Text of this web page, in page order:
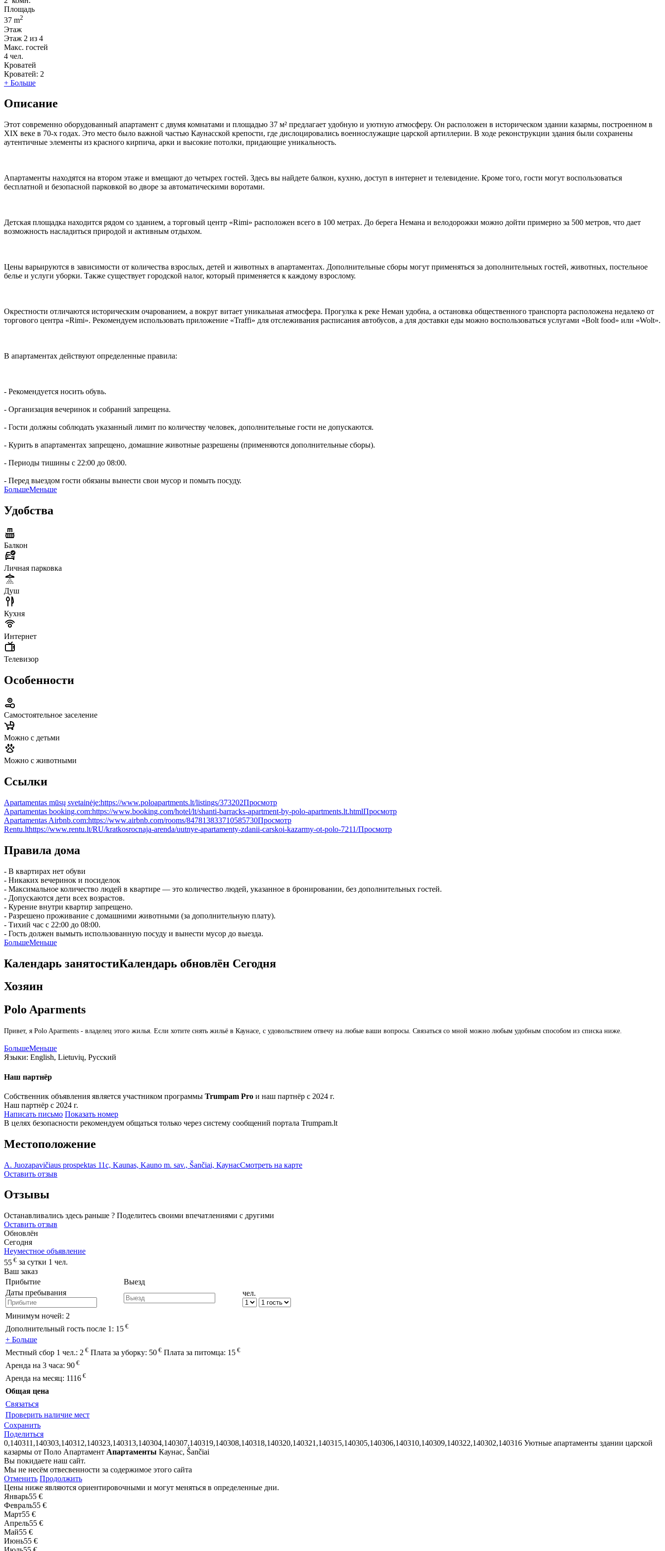
Площадь
37 m2
Этаж
Этаж 2 из 4
Макс. гостей
4 чел.
Кроватей
Кроватей: 2
+ Больше
Описание
Этот современно оборудованный апартамент с двумя комнатами и площадью 37 м² предлагает удобную и уютную атмосферу. Он расположен в историческом здании казармы, построенном в
XIX веке в 70-х годах. Это место было важной частью Каунасской крепости, где дислоцировались военнослужащие царской артиллерии. В ходе реконструкции здания были сохранены
аутентичные элементы из красного кирпича, арки и высокие потолки, придающие уникальность.
Апартаменты находятся на втором этаже и вмещают до четырех гостей. Здесь вы найдете балкон, кухню, доступ в интернет и телевидение. Кроме того, гости могут воспользоваться
бесплатной и безопасной парковкой во дворе за автоматическими воротами.
Детская площадка находится рядом со зданием, а торговый центр «Rimi» расположен всего в 100 метрах. До берега Немана и велодорожки можно дойти примерно за 500 метров, что дает
возможность насладиться природой и активным отдыхом.
Цены варьируются в зависимости от количества взрослых, детей и животных в апартаментах. Дополнительные сборы могут применяться за дополнительных гостей, животных, постельное
белье и услуги уборки. Также существует городской налог, который применяется к каждому взрослому.
Окрестности отличаются историческим очарованием, а вокруг витает уникальная атмосфера. Прогулка к реке Неман удобна, а остановка общественного транспорта расположена недалеко от
торгового центра «Rimi». Рекомендуем использовать приложение «Traffi» для отслеживания расписания автобусов, а для доставки еды можно воспользоваться услугами «Bolt food» или «Wolt».
В апартаментах действуют определенные правила:
- Рекомендуется носить обувь.
- Организация вечеринок и собраний запрещена.
- Гости должны соблюдать указанный лимит по количеству человек, дополнительные гости не допускаются.
- Курить в апартаментах запрещено, домашние животные разрешены (применяются дополнительные сборы).
- Периоды тишины с 22:00 до 08:00.
- Перед выездом гости обязаны вынести свои мусор и помыть посуду.
БольшеМеньше
Удобства
Балкон
Личная парковка
Душ
Кухня
Интернет
Телевизор
Особенности
Самостоятельное заселение
Можно с детьми
Можно с животными
Ссылки
Apartamentas mūsų svetainėje:https://www.poloapartments.lt/listings/373202Просмотр
Apartamentas booking.com:https://www.booking.com/hotel/lt/shanti-barracks-apartment-by-polo-apartments.lt.htmlПросмотр
Apartamentas Airbnb.com:https://www.airbnb.com/rooms/847813833710585730Просмотр
Rentu.lthttps://www.rentu.lt/RU/kratkosrocnaja-arenda/uutnye-apartamenty-zdanii-carskoi-kazarmy-ot-polo-7211/Просмотр
Правила дома
- В квартирах нет обуви
- Никаких вечеринок и посиделок
- Максимальное количество людей в квартире — это количество людей, указанное в бронировании, без дополнительных гостей.
- Допускаются дети всех возрастов.
- Курение внутри квартир запрещено.
- Разрешено проживание с домашними животными (за дополнительную плату).
- Тихий час с 22:00 до 08:00.
- Гость должен вымыть использованную посуду и вынести мусор до выезда.
БольшеМеньше
Календарь занятостиКалендарь обновлён Сегодня
Хозяин
Polo Aparments
Привет, я Polo Aparments - владелец этого жилья. Если хотите снять жильё в Каунасе, с удовольствием отвечу на любые ваши вопросы. Связаться со мной можно любым удобным способом из списка ниже.
БольшеМеньше
Языки: English, Lietuvių, Русский
Наш партнёр
Собственник объявления является участником программы Trumpam Pro и наш партнёр с 2024 г.
Наш партнёр с 2024 г.
Написать письмо Показать номер
В целях безопасности рекомендуем общаться только через систему сообщений портала Trumpam.lt
Местоположение
A. Juozapavičiaus prospektas 11c, Kaunas, Kauno m. sav., Šančiai, КаунасСмотреть на карте
Оставить отзыв
Отзывы
Останавливались здесь раньше ? Поделитесь своими впечатлениями с другими
Оставить отзыв
Обновлён
Сегодня
Неуместное объявление
55 € за сутки 1 чел.
Ваш заказ
Прибытие
Выезд
Даты пребывания
чел.
Минимум ночей: 2
Дополнительный гость после 1: 15 €
+ Больше
Местный сбор 1 чел.: 2 € Плата за уборку: 50 € Плата за питомца: 15 €
Аренда на 3 часа: 90 €
Аренда на месяц: 1116 €
Общая цена
Связаться
Проверить наличие мест
Сохранить
Поделиться
0,140311,140303,140312,140323,140313,140304,140307,140319,140308,140318,140320,140321,140315,140305,140306,140310,140309,140322,140302,140316 Уютные апартаменты здании царской
казармы от Поло Апартамент Апартаменты Каунас, Šančiai
Вы покидаете наш сайт.
Мы не несём отвесвенности за содержимое этого сайта
Отменить Продолжить
Цены ниже являются ориентировочными и могут меняться в определенные дни.
Январь55 €
Февраль55 €
Март55 €
Апрель55 €
Май55 €
Июнь55 €